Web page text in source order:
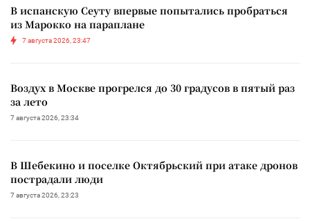
В испанскую Сеуту впервые попытались пробраться
из Марокко на параплане
7 августа 2026, 23:47
Воздух в Москве прогрелся до 30 градусов в пятый раз
за лето
7 августа 2026, 23:34
В Шебекино и поселке Октябрьский при атаке дронов
пострадали люди
7 августа 2026, 23:23